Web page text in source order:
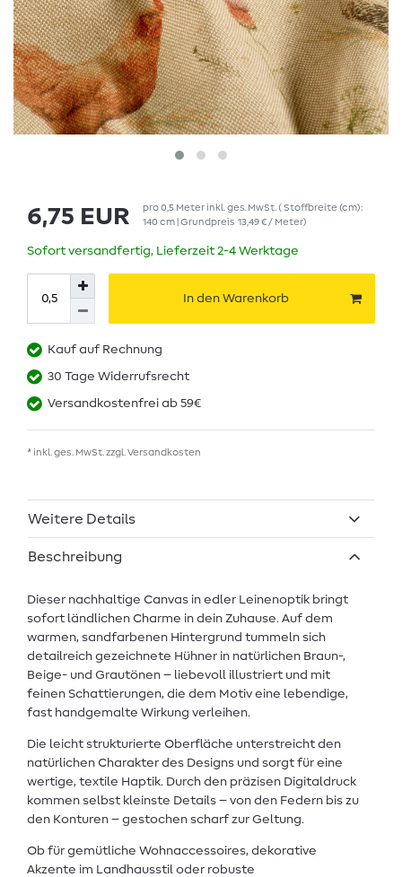
6,75 EUR pro0,5 Meter inkl. ges. MwSt.( Stoffbreite (cm):
140 cm | Grundpreis 13,49 € / Meter)
Sofort versandfertig, Lieferzeit 2-4 Werktage
In den Warenkorb
Kauf auf Rechnung
30 Tage Widerrufsrecht
Versandkostenfrei ab 59€
* inkl. ges. MwSt. zzgl.Versandkosten
Weitere Details
Beschreibung
Dieser nachhaltige Canvas in edler Leinenoptik bringt
sofort ländlichen Charme in dein Zuhause. Auf dem
warmen, sandfarbenen Hintergrund tummeln sich
detailreich gezeichnete Hühner in natürlichen Braun-,
Beige- und Grautönen – liebevoll illustriert und mit
feinen Schattierungen, die dem Motiv eine lebendige,
fast handgemalte Wirkung verleihen.
Die leicht strukturierte Oberfläche unterstreicht den
natürlichen Charakter des Designs und sorgt für eine
wertige, textile Haptik. Durch den präzisen Digitaldruck
kommen selbst kleinste Details – von den Federn bis zu
den Konturen – gestochen scharf zur Geltung.
Ob für gemütliche Wohnaccessoires, dekorative
Akzente im Landhausstil oder robuste